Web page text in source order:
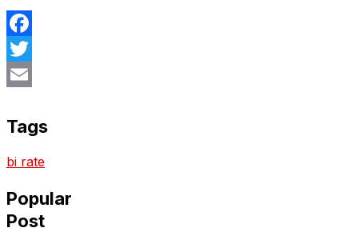
Facebook
Twitter
Tags
bi rate
Popular
Post